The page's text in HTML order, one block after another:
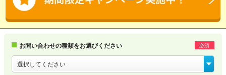
お問い合わせの種類をお選びください 必須